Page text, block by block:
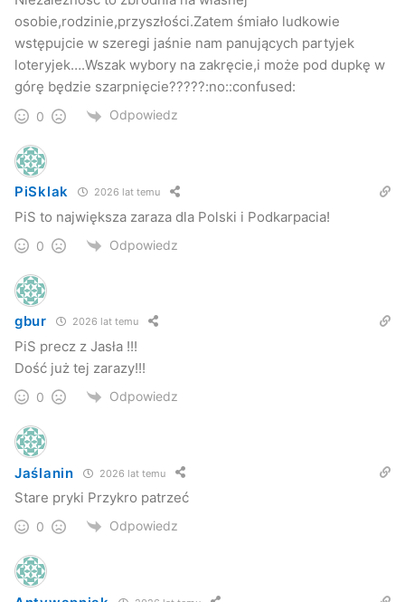
osobie,rodzinie,przyszłości.Zatem śmiało ludkowie
wstępujcie w szeregi jaśnie nam panujących partyjek
loteryjek….Wszak wybory na zakręcie,i może pod dupkę w
górę będzie szarpnięcie?????:no::confused:
0 Odpowiedz
PiSklak 2026 lat temu
PiS to największa zaraza dla Polski i Podkarpacia!
0 Odpowiedz
gbur 2026 lat temu
PiS precz z Jasła !!!
Dość już tej zarazy!!!
0 Odpowiedz
Jaślanin 2026 lat temu
Stare pryki Przykro patrzeć
0 Odpowiedz